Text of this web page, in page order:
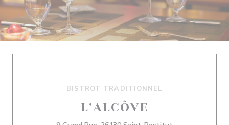
BISTROT TRADITIONNEL
L’ALCÔVE